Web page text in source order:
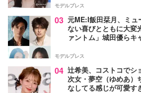
モデルプレス
03 元ME:I飯田栞月、ミュ
ない喜びとともに大変
ァントム」城田優らキ
モデルプレス
04 辻希美、コストコでシ
次女・夢空（ゆめあ）
なしてる感じが可愛す